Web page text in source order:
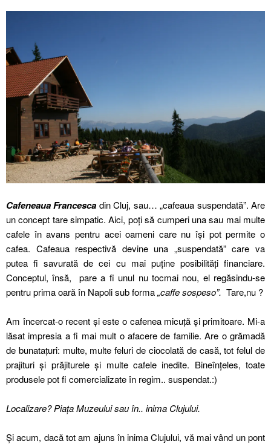
Cafeneaua Francesca din Cluj, sau… „cafeaua suspendată”. Are
un concept tare simpatic. Aici, poți să cumperi una sau mai multe
cafele în avans pentru acei oameni care nu își pot permite o
cafea. Cafeaua respectivă devine una „suspendată” care va
putea fi savurată de cei cu mai puține posibilități financiare.
Conceptul, însă, pare a fi unul nu tocmai nou, el regăsindu-se
pentru prima oară în Napoli sub forma„caffe sospeso”. Tare,nu ?
Am încercat-o recent și este o cafenea micuță și primitoare. Mi-a
lăsat impresia a fi mai mult o afacere de familie. Are o grămadă
de bunatațuri: multe, multe feluri de ciocolată de casă, tot felul de
prajituri și prăjiturele și multe cafele inedite. Bineînțeles, toate
produsele pot fi comercializate în regim.. suspendat.:)
Localizare? Piața Muzeului sau în.. inima Clujului.
Și acum, dacă tot am ajuns în inima Clujului, vă mai vând un pont